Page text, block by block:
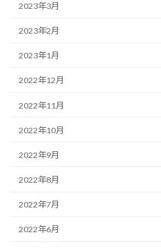
2023年3月
2023年2月
2023年1月
2022年12月
2022年11月
2022年10月
2022年9月
2022年8月
2022年7月
2022年6月